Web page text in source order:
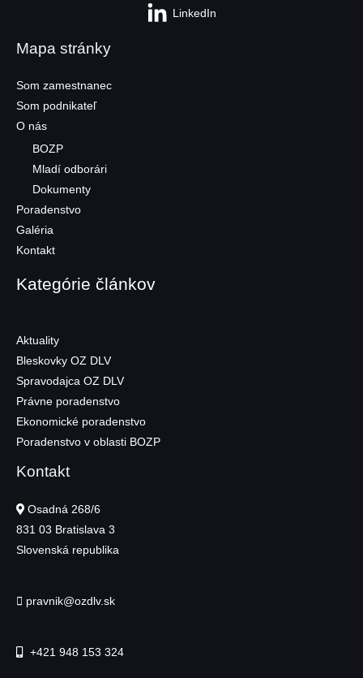
LinkedIn
Mapa stránky
Som zamestnanec
Som podnikateľ
O nás
BOZP
Mladí odborári
Dokumenty
Poradenstvo
Galéria
Kontakt
Kategórie článkov
Aktuality
Bleskovky OZ DLV
Spravodajca OZ DLV
Právne poradenstvo
Ekonomické poradenstvo
Poradenstvo v oblasti BOZP
Kontakt
Osadná 268/6
831 03 Bratislava 3
Slovenská republika
pravnik@ozdlv.sk
+421 948 153 324